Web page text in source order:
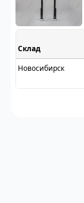
Склад
Новосибирск